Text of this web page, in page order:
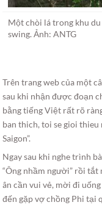
Một chòi lá trong khu
swing. Ảnh: ANTG
Trên trang web của một
sau khi nhận được đoạn
bằng tiếng Việt rất rõ
ban thich, toi se gioi thieu
Saigon”.
Ngay sau khi nghe trình
“Ông nhầm người” rồi tắt
ân cần vui vẻ, mời đi
đến gặp vợ chồng Phi tại